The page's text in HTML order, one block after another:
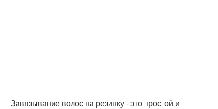
Завязывание волос на резинку - это простой и